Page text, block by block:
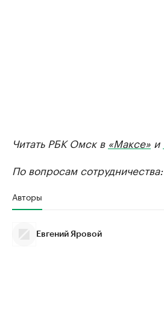
Читать РБК Омск в «Максе» и
По вопросам сотрудничества:
Авторы
Евгений Яровой